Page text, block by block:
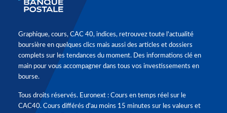
Graphique, cours, CAC 40, indices, retrouvez toute l'actualité
boursière en quelques clics mais aussi des articles et dossiers
complets sur les tendances du moment. Des informations clé en
main pour vous accompagner dans tous vos investissements en
bourse.
Tous droits réservés. Euronext : Cours en temps réel sur le
CAC40. Cours différés d'au moins 15 minutes sur les valeurs et